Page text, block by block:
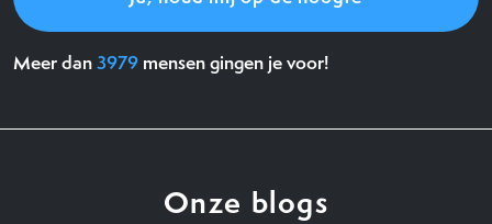
Meer dan3979 mensen gingen je voor!
Onze blogs